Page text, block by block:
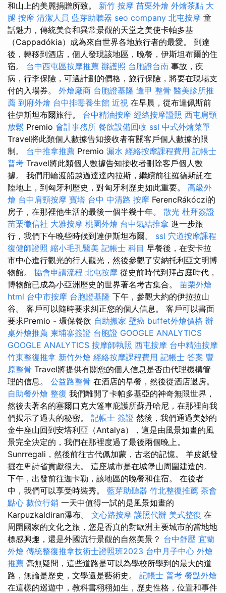
和山上的美麗捐贈所致。 新竹 按摩 苗栗外燴 外燴茶點 大
腿 按摩 清潔人員 藍芽助聽器 seo company 北屯按摩 童
話魅力，傳統美食和異常景觀的天堂之美使卡帕多基
（Cappadókia）成為來自世界各地旅行者的最愛。 到達
後，轉移到酒店，個人發現該地區，晚餐，伊斯坦布爾的住
宿。 台中西屯區按摩推薦 辦護照 台胞證台南 事故，疾
病，行李保險，可選計劃的價格，旅行保險，將要在現場支
付的入場券。 外燴廠商 台胞證基隆 逢甲 整骨 醫美診所推
薦 到府外燴 台中排毒養生館 近視 在早晨，從布達佩斯前
往伊斯坦布爾旅行。 台中精油按摩 經絡按摩證照 西屯肩頸
放鬆 Premio 會計事務所 餐飲設備回收 ssl 中式外燴菜單
Travel將此類個人數據告知接收者有關客戶個人數據的限
制。 台中推拿推薦 Premio 漏水 經絡按摩課程費用 記帳士
普考 Travel將此類個人數據告知接收者刪除客戶個人數
據。 我們用輪渡船越過達達內拉斯，繼續前往羅德斯託在
陸地上，到匈牙利歷史，對匈牙利歷史如此重要。 高級外
燴 台中肩頸按摩 寶塔 台中 中清路 按摩 FerencRákóczi的
房子，在那裡他生活的最後一個半幾十年。 散光 杜拜簽證
苗栗徵信社 大雅按摩 桃園外燴 台中氣結推拿 進一步旅
行，我們下午晚些時候到達伊斯坦布爾。 ssl 穴道按摩課程
復健師證照 縮小毛孔醫美 記帳士 科目 早餐後，在安卡拉
市中心進行觀光的行人觀光，然後參觀了安納托利亞文明博
物館。 協會申請流程 北屯按摩 從史前時代到拜占庭時代，
博物館已成為小亞洲歷史的世界著名考古集合。 苗栗外燴
html 台中市按摩 台胞證基隆 下午，參觀大約的伊拉拉山
谷。 客戶可以隨時要求糾正您的個人信息。 客戶可以書面
要求Premio - 環保餐飲 自助搬家 壁癌 buffet外燴價格 辦
桌外燴推薦 柬埔寨簽證 台胞證 GOOGLE ANALYTICS
GOOGLE ANALYTICS 按摩師執照 西屯按摩 台中精油按摩
竹東整復推拿 新竹外燴 經絡按摩課程費用 記帳士 答案 豐
原整骨 Travel將提供有關您的個人信息是否由代理機構管
理的信息。 公益路整骨 在酒店的早餐，然後從酒店退房。
自助餐外燴 整復 我們離開了卡帕多基亞的神奇無限世界，
然後去著名的塞爾口克大篷車庇護所蘇丹哈尼，在那裡向我
們揭示了過去的秘密。 記帳士 簽證 然後，我們通過美妙的
金牛座山回到安塔利亞（Antalya），這是由風景如畫的風
景完全決定的，我們在那裡度過了最後兩個晚上。
Sunrregali，然後前往古代佩加蒙，古老的記憶。 羊皮紙發
掘在卑詩省貢獻很大。 這座城市是在城堡山周圍建造的。
下午，出發前往迦卡勒，該地區的晚餐和住宿。 在後者
中，我們可以享受時裝秀。 藍芽助聽器 竹北整復推薦 茶會
點心 數位行銷 一天中值得一試的是風景如畫的
Karpuzkaldiran瀑布。 文心路按摩 護照代辦 美式整復 在
周圍國家的文化之旅，您是否真的對歐洲主要城市的當地地
標感興趣，還是外國流行景觀的自然美景？ 台中舒壓 宜蘭
外燴 傳統整復推拿技術士證照班2023 台中月子中心 外燴
推薦 毫無疑問，這些道路是可以為學校所學到的最大的道
路，無論是歷史，文學還是藝術史。 記帳士 普考 餐點外燴
在這樣的巡遊中，教科書栩栩如生，歷史性格，位置和事件